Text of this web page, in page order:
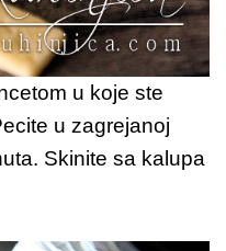
u koje ste
u zagrejanoj
Skinite sa kalupa